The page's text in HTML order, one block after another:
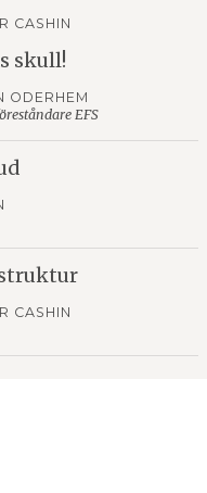
CASHIN
skull!
ODERHEM
EFS
CASHIN